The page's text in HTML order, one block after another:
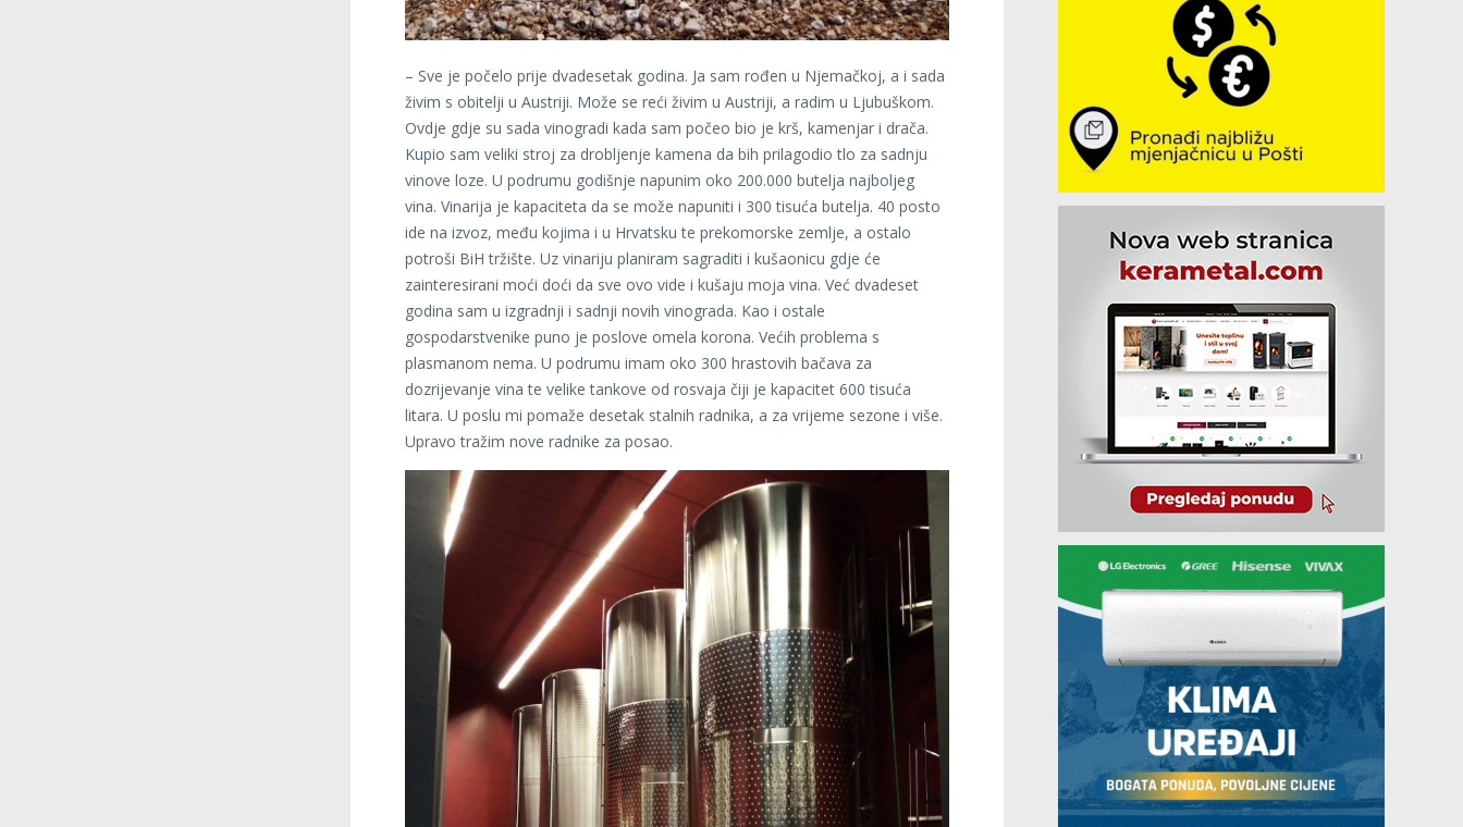
– Sve je počelo prije dvadesetak godina. Ja sam rođen u Njemačkoj, a i sada
živim s obitelji u Austriji. Može se reći živim u Austriji, a radim u Ljubuškom.
Ovdje gdje su sada vinogradi kada sam počeo bio je krš, kamenjar i drača.
Kupio sam veliki stroj za drobljenje kamena da bih prilagodio tlo za sadnju
vinove loze. U podrumu godišnje napunim oko 200.000 butelja najboljeg
vina. Vinarija je kapaciteta da se može napuniti i 300 tisuća butelja. 40 posto
ide na izvoz, među kojima i u Hrvatsku te prekomorske zemlje, a ostalo
potroši BiH tržište. Uz vinariju planiram sagraditi i kušaonicu gdje će
zainteresirani moći doći da sve ovo vide i kušaju moja vina. Već dvadeset
godina sam u izgradnji i sadnji novih vinograda. Kao i ostale
gospodarstvenike puno je poslove omela korona. Većih problema s
plasmanom nema. U podrumu imam oko 300 hrastovih bačava za
dozrijevanje vina te velike tankove od rosvaja čiji je kapacitet 600 tisuća
litara. U poslu mi pomaže desetak stalnih radnika, a za vrijeme sezone i više.
Upravo tražim nove radnike za posao.